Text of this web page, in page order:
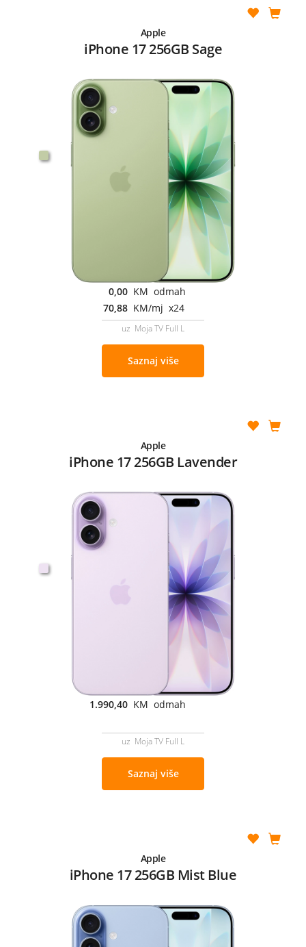
Apple
iPhone 17 256GB Sage
0,00 KM odmah
70,88 KM/mj x24
uz Moja TV Full L
Saznaj više
Apple
iPhone 17 256GB Lavender
1.990,40 KM odmah
uz Moja TV Full L
Saznaj više
Apple
iPhone 17 256GB Mist Blue